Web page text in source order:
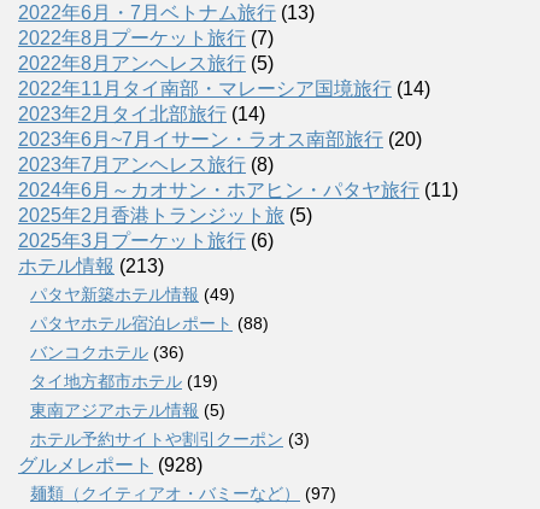
2022年6月・7月ベトナム旅行 (13)
2022年8月プーケット旅行 (7)
2022年8月アンヘレス旅行 (5)
2022年11月タイ南部・マレーシア国境旅行 (14)
2023年2月タイ北部旅行 (14)
2023年6月~7月イサーン・ラオス南部旅行 (20)
2023年7月アンヘレス旅行 (8)
2024年6月～カオサン・ホアヒン・パタヤ旅行 (11)
2025年2月香港トランジット旅 (5)
2025年3月プーケット旅行 (6)
ホテル情報 (213)
パタヤ新築ホテル情報 (49)
パタヤホテル宿泊レポート (88)
バンコクホテル (36)
タイ地方都市ホテル (19)
東南アジアホテル情報 (5)
ホテル予約サイトや割引クーポン (3)
グルメレポート (928)
麺類（クイティアオ・バミーなど）
(97)